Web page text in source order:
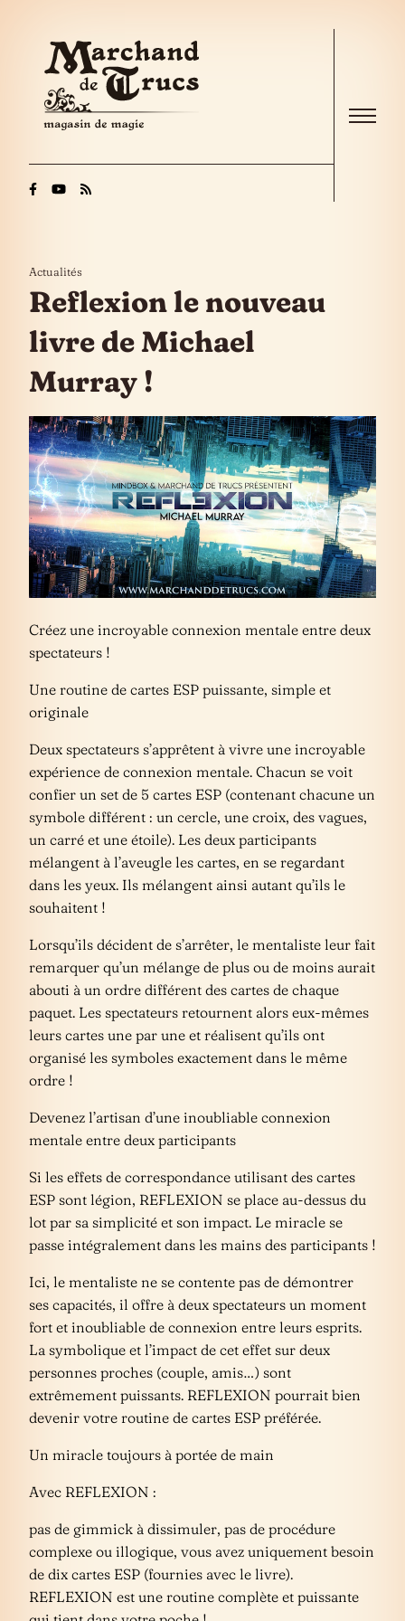
Actualités
Reflexion le nouveau
livre de Michael
Murray !
Créez une incroyable connexion mentale entre deux
spectateurs !
Une routine de cartes ESP puissante, simple et
originale
Deux spectateurs s’apprêtent à vivre une incroyable
expérience de connexion mentale. Chacun se voit
confier un set de 5 cartes ESP (contenant chacune un
symbole différent : un cercle, une croix, des vagues,
un carré et une étoile). Les deux participants
mélangent à l’aveugle les cartes, en se regardant
dans les yeux. Ils mélangent ainsi autant qu’ils le
souhaitent !
Lorsqu’ils décident de s’arrêter, le mentaliste leur fait
remarquer qu’un mélange de plus ou de moins aurait
abouti à un ordre différent des cartes de chaque
paquet. Les spectateurs retournent alors eux-mêmes
leurs cartes une par une et réalisent qu’ils ont
organisé les symboles exactement dans le même
ordre !
Devenez l’artisan d’une inoubliable connexion
mentale entre deux participants
Si les effets de correspondance utilisant des cartes
ESP sont légion, REFLEXION se place au-dessus du
lot par sa simplicité et son impact. Le miracle se
passe intégralement dans les mains des participants !
Ici, le mentaliste ne se contente pas de démontrer
ses capacités, il offre à deux spectateurs un moment
fort et inoubliable de connexion entre leurs esprits.
La symbolique et l’impact de cet effet sur deux
personnes proches (couple, amis…) sont
extrêmement puissants. REFLEXION pourrait bien
devenir votre routine de cartes ESP préférée.
Un miracle toujours à portée de main
Avec REFLEXION :
pas de gimmick à dissimuler, pas de procédure
complexe ou illogique, vous avez uniquement besoin
de dix cartes ESP (fournies avec le livre).
REFLEXION est une routine complète et puissante